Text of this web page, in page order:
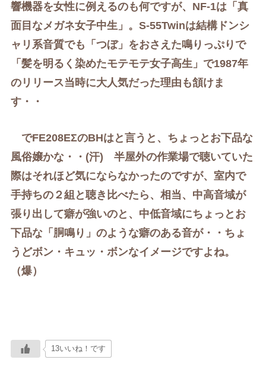
響機器を女性に例えるのも何ですが、 NF-1は 「真
面目なメガネ女子中生」。S-55Twinは結構ドンシ
ャリ系音質でも「つぼ」をおさえた鳴りっぷりで
「髪を明るく染めたモテモテ女子高生」で1987年
のリリース当時に大人気だった理由も頷けま
す・・
でFE208EΣのBHはと言うと、ちょっとお下品な
風俗嬢かな・・(汗)半屋外の作業場で聴いていた
際はそれほど気にならなかったのですが、室内で
手持ちの２組と聴き比べたら、相当、中高音域が
張り出して癖が強いのと、中低音域にちょっとお
下品な「胴鳴り」のような癖のある音が・・ちょ
うどボン・キュッ・ボンなイメージですよね。
（爆）
13いいね！です